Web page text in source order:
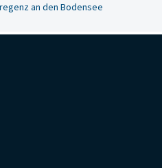
an den Bodensee